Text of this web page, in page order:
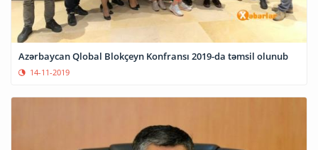
Azərbaycan Qlobal Blokçeyn Konfransı 2019-da təmsil olunub
14-11-2019